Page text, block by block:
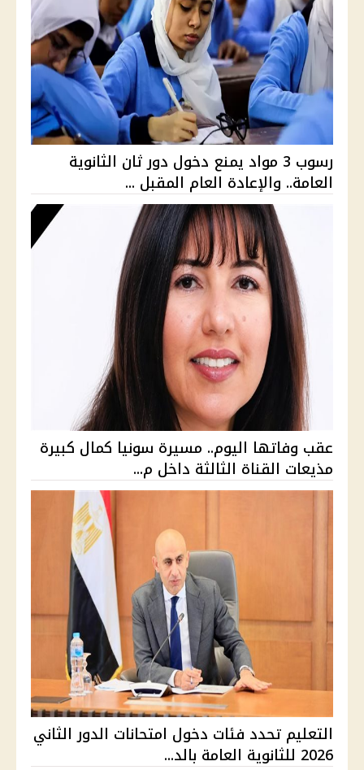
رسوب 3 مواد يمنع دخول دور ثان الثانوية
العامة.. والإعادة العام المقبل ...
عقب وفاتها اليوم.. مسيرة سونيا كمال كبيرة
مذيعات القناة الثالثة داخل م...
التعليم تحدد فئات دخول امتحانات الدور الثاني
2026 للثانوية العامة بالد...